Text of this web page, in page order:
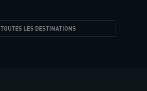
TOUTES LES DESTINATIONS